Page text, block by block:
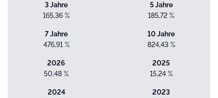
3 Jahre
165,36 %
5 Jahre
185,72 %
7 Jahre
476,91 %
10 Jahre
824,43 %
2026
50,48 %
2025
15,24 %
2024
2023